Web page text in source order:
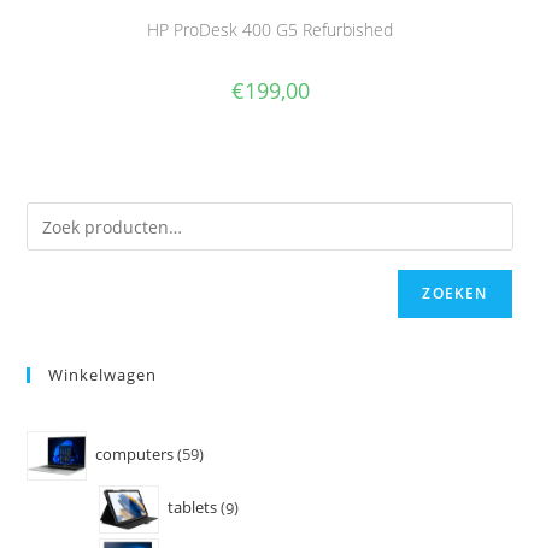
HP ProDesk 400 G5 Refurbished
€199,00
ZOEKEN
Winkelwagen
computers 59
tablets 9